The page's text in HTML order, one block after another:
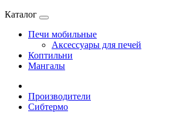
Каталог
Печи мобильные
Аксессуары для печей
Коптильни
Мангалы
Производители
Сибтермо